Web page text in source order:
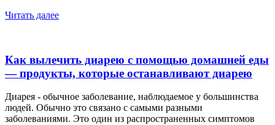
Читать далее
Как вылечить диарею с помощью домашней еды
— продукты, которые останавливают диарею
Диарея - обычное заболевание, наблюдаемое у большинства
людей. Обычно это связано с самыми разными
заболеваниями. Это один из распространенных симптомов